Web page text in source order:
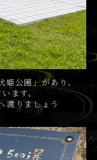
公園」があり、
ます。
渡りましょう